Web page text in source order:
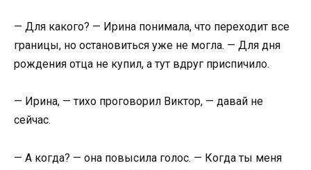
— Для какого? — Ирина понимала, что переходит все
границы, но остановиться уже не могла. — Для дня
рождения отца не купил, а тут вдруг приспичило.
— Ирина, — тихо проговорил Виктор, — давай не
сейчас.
— А когда? — она повысила голос. — Когда ты меня